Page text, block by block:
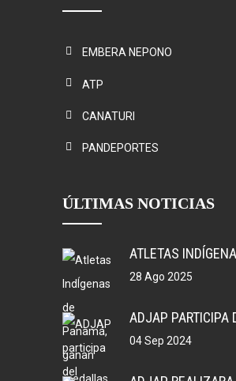
EMBERA NEPONO
ATP
CANATURI
PANDEPORTES
ÚLTIMAS NOTICIAS
28 Ago 2025
04 Sep 2024